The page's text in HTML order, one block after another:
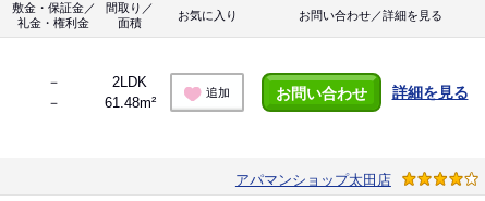
敷金・保証金／
礼金・権利金
間取り／
面積
お気に入り お問い合わせ／詳細を見る
－
－
2LDK
61.48m²
追加 お問い合わせ 詳細を見る
アパマンショップ太田店